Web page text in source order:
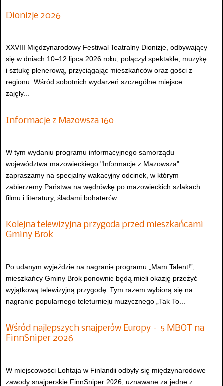
Dionizje 2026
XXVIII Międzynarodowy Festiwal Teatralny Dionizje, odbywający
się w dniach 10–12 lipca 2026 roku, połączył spektakle, muzykę
i sztukę plenerową, przyciągając mieszkańców oraz gości z
regionu. Wśród sobotnich wydarzeń szczególne miejsce
zajęły...
Informacje z Mazowsza 160
W tym wydaniu programu informacyjnego samorządu
województwa mazowieckiego "Informacje z Mazowsza"
zapraszamy na specjalny wakacyjny odcinek, w którym
zabierzemy Państwa na wędrówkę po mazowieckich szlakach
filmu i literatury, śladami bohaterów...
Kolejna telewizyjna przygoda przed mieszkańcami
Gminy Brok
Po udanym wyjeździe na nagranie programu „Mam Talent!”,
mieszkańcy Gminy Brok ponownie będą mieli okazję przeżyć
wyjątkową telewizyjną przygodę. Tym razem wybiorą się na
nagranie popularnego teleturnieju muzycznego „Tak To...
Wśród najlepszych snajperów Europy – 5 MBOT na
FinnSniper 2026
W miejscowości Lohtaja w Finlandii odbyły się międzynarodowe
zawody snajperskie FinnSniper 2026, uznawane za jedne z